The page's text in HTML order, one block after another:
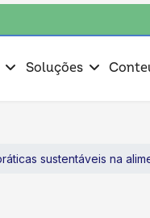
Soluções
sustentáveis na